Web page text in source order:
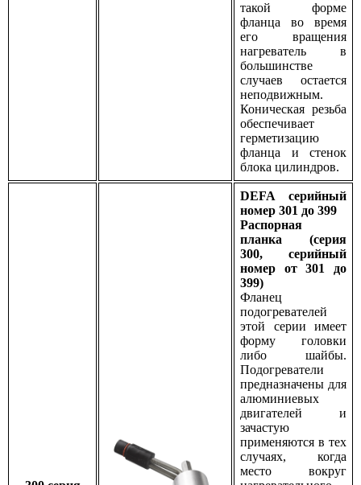
такой форме
фланца во время
его вращения
нагреватель в
большинстве
случаев остается
неподвижным.
Коническая резьба
обеспечивает
герметизацию
фланца и стенок
блока цилиндров.
DEFA серийный
номер 301 до 399
Распорная
планка (серия
300, серийный
номер от 301 до
399)
Фланец
подогревателей
этой серии имеет
форму головки
либо шайбы.
Подогреватели
предназначены для
алюминиевых
двигателей и
зачастую
применяются в тех
случаях, когда
место вокруг